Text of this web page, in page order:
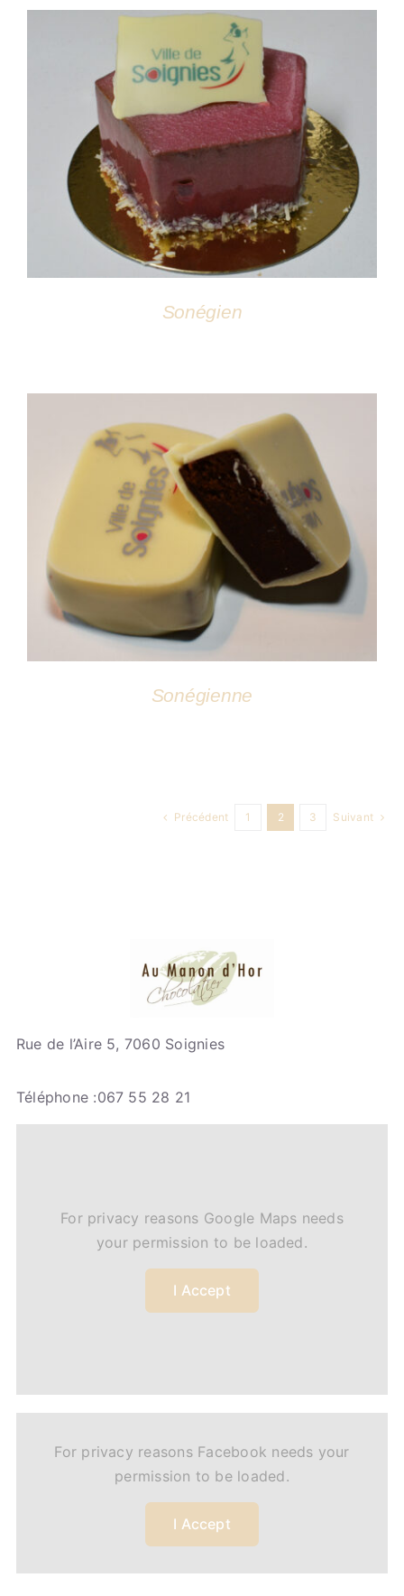
DÉTAILS
Sonégien
DÉTAILS
Sonégienne
Précédent 1 2 3 Suivant
Rue de l’Aire 5, 7060 Soignies
Téléphone :067 55 28 21
For privacy reasons Google Maps needs
your permission to be loaded.
I Accept
For privacy reasons Facebook needs your
permission to be loaded.
I Accept